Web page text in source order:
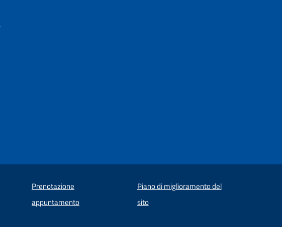
Prenotazione
appuntamento
Piano di miglioramento del
sito